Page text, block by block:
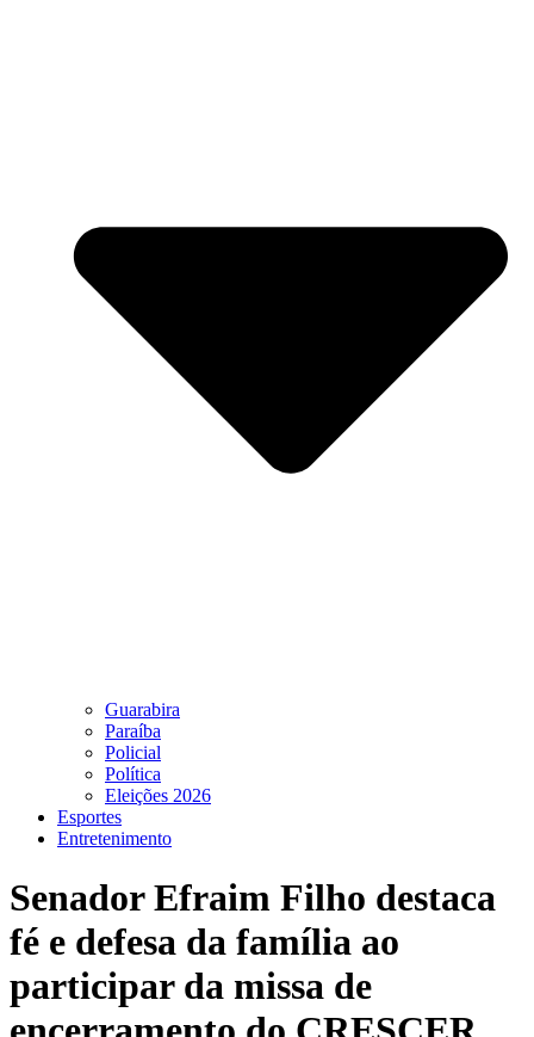
Guarabira
Paraíba
Policial
Política
Eleições 2026
Esportes
Entretenimento
Senador Efraim Filho destaca
fé e defesa da família ao
participar da missa de